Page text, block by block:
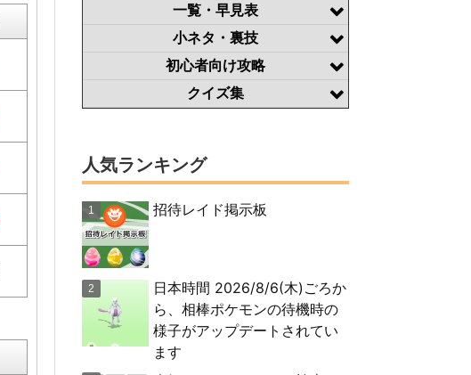
一覧・早見表
小ネタ・裏技
初心者向け攻略
クイズ集
人気ランキング
招待レイド掲示板
日本時間 2026/8/6(木)ごろか
ら、相棒ポケモンの待機時の
様子がアップデートされてい
ます